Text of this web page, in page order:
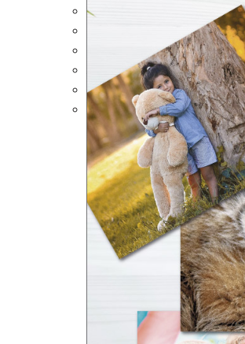
Peluches Personalizados
Portalápices
Puzles Personalizados
Juegos de Mesa
Alfombrillas
Lámparas LED